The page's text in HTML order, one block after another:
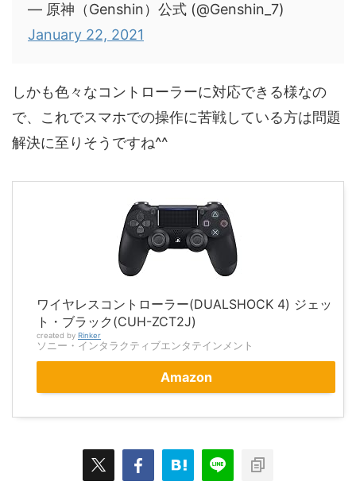
— 原神（Genshin）公式 (@Genshin_7)
January 22, 2021
しかも色々なコントローラーに対応できる様なの
で、これでスマホでの操作に苦戦している方は問題
解決に至りそうですね^^
ワイヤレスコントローラー(DUALSHOCK 4) ジェッ
ト・ブラック(CUH-ZCT2J)
created by Rinker
ソニー・インタラクティブエンタテインメント
Amazon